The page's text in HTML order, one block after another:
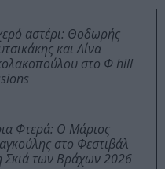
αστέρι: Θοδωρής
και Λίνα
στο Φ hill
Φτερά: Ο Μάριος
στο Φεστιβάλ
Σκιά των Βράχων 2026